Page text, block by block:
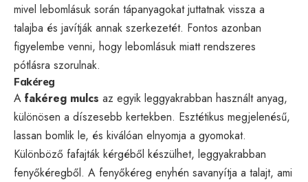
mivel lebomlásuk során tápanyagokat juttatnak vissza a
talajba és javítják annak szerkezetét. Fontos azonban
figyelembe venni, hogy lebomlásuk miatt rendszeres
pótlásra szorulnak.
Fakéreg
A fakéreg mulcs az egyik leggyakrabban használt anyag,
különösen a díszesebb kertekben. Esztétikus megjelenésű,
lassan bomlik le, és kiválóan elnyomja a gyomokat.
Különböző fafajták kérgéből készülhet, leggyakrabban
fenyőkéregből. A fenyőkéreg enyhén savanyítja a talajt, ami